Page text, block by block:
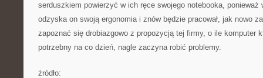
serduszkiem powierzyć w ich ręce swojego notebooka, ponieważ
odzyska on swoją ergonomia i znów będzie pracował, jak nowo
zapoznać się drobiazgowo z propozycją tej firmy, o ile komputer
potrzebny na co dzień, nagle zaczyna robić problemy.
źródło: